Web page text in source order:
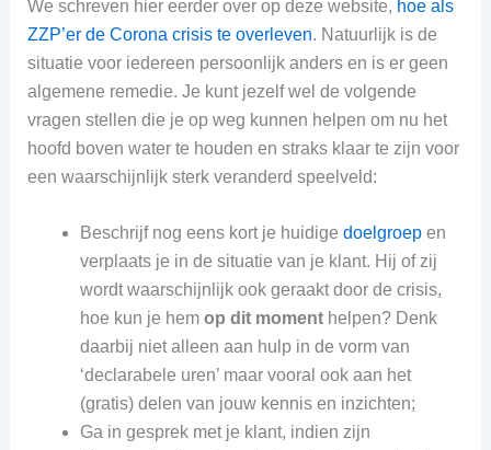
We schreven hier eerder over op deze website, hoe als
ZZP’er de Corona crisis te overleven. Natuurlijk is de
situatie voor iedereen persoonlijk anders en is er geen
algemene remedie. Je kunt jezelf wel de volgende
vragen stellen die je op weg kunnen helpen om nu het
hoofd boven water te houden en straks klaar te zijn voor
een waarschijnlijk sterk veranderd speelveld:
Beschrijf nog eens kort je huidige doelgroepen
verplaats je in de situatie van je klant. Hij of zij
wordt waarschijnlijk ook geraakt door de crisis,
hoe kun je hem op dit momenthelpen? Denk
daarbij niet alleen aan hulp in de vorm van
‘declarabele uren’ maar vooral ook aan het
(gratis) delen van jouw kennis en inzichten;
Ga in gesprek met je klant, indien zijn